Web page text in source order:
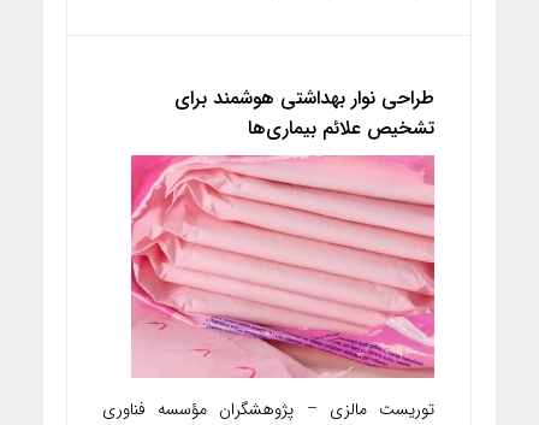
طراحی نوار بهداشتی هوشمند برای
تشخیص علائم بیماری‌ها
توریست مالزی – پژوهشگران مؤسسه فناوری